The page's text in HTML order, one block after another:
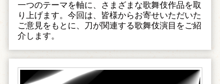
一つのテーマを軸に、さまざまな歌舞伎作品を取
り上げます。今回は、皆様からお寄せいただいた
ご意見をもとに、刀が関連する歌舞伎演目をご紹
介します。